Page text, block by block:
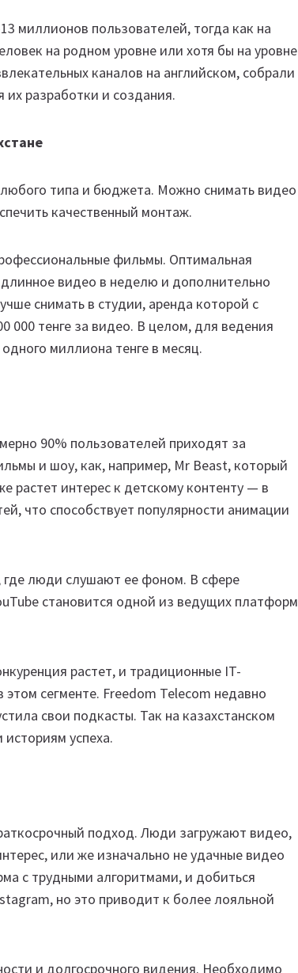
миллионов пользователей, тогда как на
на родном уровне или хотя бы на уровне
каналов на английском, собрали
разработки и создания.
типа и бюджета. Можно снимать видео
качественный монтаж.
фильмы. Оптимальная
видео в неделю и дополнительно
снимать в студии, аренда которой с
000 тенге за видео. В целом, для ведения
миллиона тенге в месяц.
90% пользователей приходят за
и шоу, как, например, Mr Beast, который
растет интерес к детскому контенту — в
что способствует популярности анимации
где люди слушают ее фоном. В сфере
становится одной из ведущих платформ
растет, и традиционные IT-
сегменте. Freedom Telecom недавно
свои подкасты. Так на казахстанском
успеха.
подход. Люди загружают видео,
или же изначально не удачные видео
с трудными алгоритмами, и добиться
но это приводит к более лояльной
и долгосрочного видения. Необходимо